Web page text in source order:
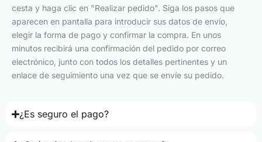
cesta y haga clic en "Realizar pedido". Siga los pasos que
aparecen en pantalla para introducir sus datos de envío,
elegir la forma de pago y confirmar la compra. En unos
minutos recibirá una confirmación del pedido por correo
electrónico, junto con todos los detalles pertinentes y un
enlace de seguimiento una vez que se envíe su pedido.
¿Es seguro el pago?